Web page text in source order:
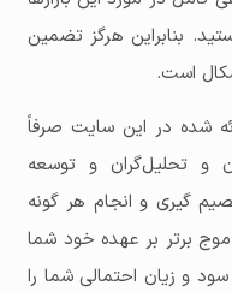
بنابراین هرگز تضمین
است.
شده در این سایت صرفاً
و تحليل‌گران و توسعه
گیری و انجام هر گونه
برتر بر عهده خود شما
و زیان احتمالی شما را